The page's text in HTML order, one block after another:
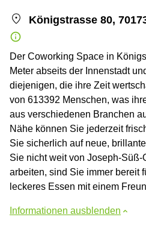
Königstrasse 80,
Der Coworking Space in
Meter abseits der Innenstadt
diejenigen, die ihre Zeit
von 613392 Menschen, was
aus verschiedenen Branchen
Nähe können Sie jederzeit
Sie sicherlich auf neue,
Sie nicht weit von Joseph-Süß-
arbeiten, sind Sie immer bereit
leckeres Essen mit einem
Informationen ausblenden